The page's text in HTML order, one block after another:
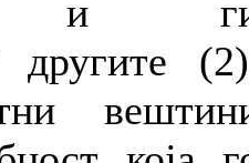
и
другите